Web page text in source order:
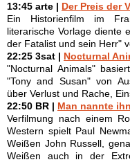
13:45 arte | Der Preis der
Ein Historienfilm im
literarische Vorlage diente
der Fatalist und sein Herr"
22:25 3sat | Nocturnal
"Nocturnal Animals"
"Tony and Susan" von
über Verlust und Rache,
22:50 BR | Man nannte
Verfilmung nach einem
Western spielt Paul
Weißen John Russell,
Weißen auch in der